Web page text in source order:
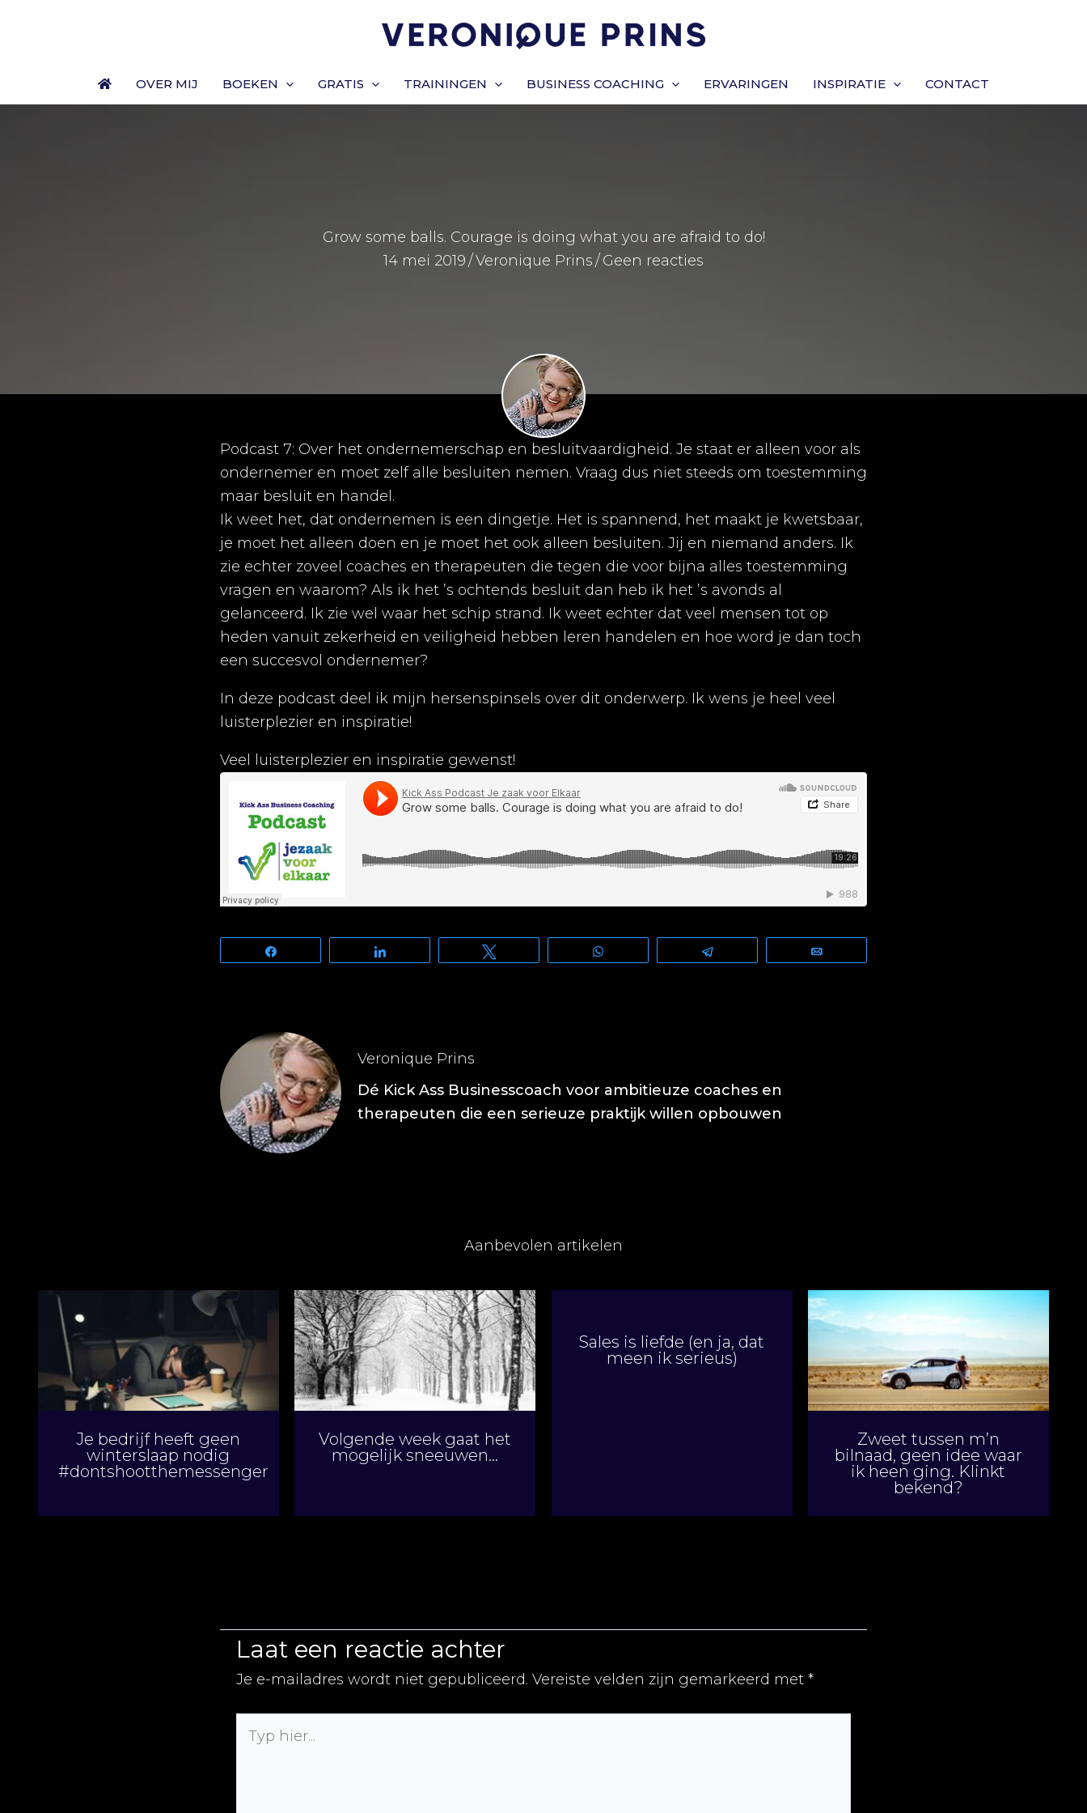
OVER MIJ BOEKEN GRATIS TRAININGEN BUSINESS COACHING ERVARINGEN INSPIRATIE CONTACT
Grow some balls. Courage is doing what you are afraid to do!
14 mei 2019/Veronique Prins/Geen reacties
Podcast 7: Over het ondernemerschap en besluitvaardigheid. Je staat er alleen voor als
ondernemer en moet zelf alle besluiten nemen. Vraag dus niet steeds om toestemming
maar besluit en handel.
Ik weet het, dat ondernemen is een dingetje. Het is spannend, het maakt je kwetsbaar,
je moet het alleen doen en je moet het ook alleen besluiten. Jij en niemand anders. Ik
zie echter zoveel coaches en therapeuten die tegen die voor bijna alles toestemming
vragen en waarom? Als ik het ’s ochtends besluit dan heb ik het ’s avonds al
gelanceerd. Ik zie wel waar het schip strand. Ik weet echter dat veel mensen tot op
heden vanuit zekerheid en veiligheid hebben leren handelen en hoe word je dan toch
een succesvol ondernemer?
In deze podcast deel ik mijn hersenspinsels over dit onderwerp. Ik wens je heel veel
luisterplezier en inspiratie!
Veel luisterplezier en inspiratie gewenst!
Veronique Prins
Dé Kick Ass Businesscoach voor ambitieuze coaches en
therapeuten die een serieuze praktijk willen opbouwen
Aanbevolen artikelen
Je bedrijf heeft geen
winterslaap nodig
#dontshootthemessenger
Volgende week gaat het
mogelijk sneeuwen…
Sales is liefde (en ja, dat
meen ik serieus)
Zweet tussen m’n
bilnaad, geen idee waar
ik heen ging. Klinkt
bekend?
Laat een reactie achter
Je e-mailadres wordt niet gepubliceerd. Vereiste velden zijn gemarkeerd met *
hier...